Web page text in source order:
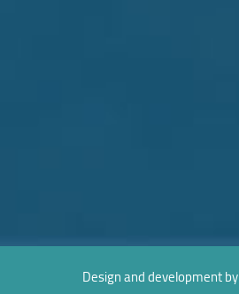
Design and development by